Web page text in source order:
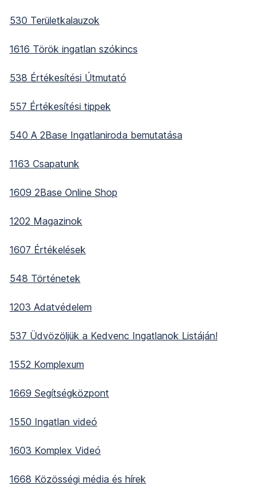
530 Területkalauzok
1616 Török ingatlan szókincs
538 Értékesítési Útmutató
557 Értékesítési tippek
540 A 2Base Ingatlaniroda bemutatása
1163 Csapatunk
1609 2Base Online Shop
1202 Magazinok
1607 Értékelések
548 Történetek
1203 Adatvédelem
537 Üdvözöljük a Kedvenc Ingatlanok Listáján!
1552 Komplexum
1669 Segítségközpont
1550 Ingatlan videó
1603 Komplex Videó
1668 Közösségi média és hírek